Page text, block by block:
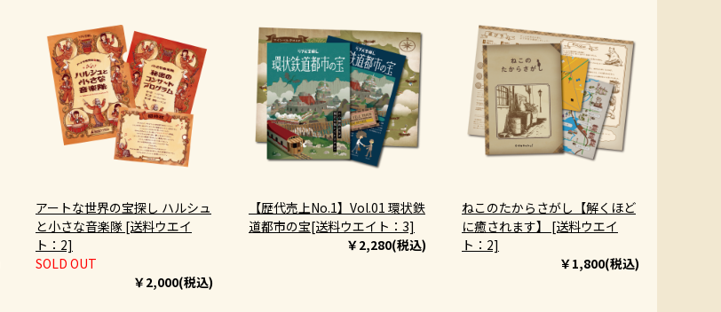
アートな世界の宝探し ハルシュ
と小さな音楽隊 [送料ウエイ
ト：2]
SOLD OUT
￥2,000(税込)
【歴代売上No.1】Vol.01 環状鉄
道都市の宝[送料ウエイト：3]
￥2,280(税込)
ねこのたからさがし【解くほど
に癒されます】 [送料ウエイ
ト：2]
￥1,800(税込)